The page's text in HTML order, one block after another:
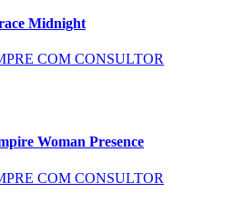
Midnight
COM CONSULTOR
Woman Presence
COM CONSULTOR